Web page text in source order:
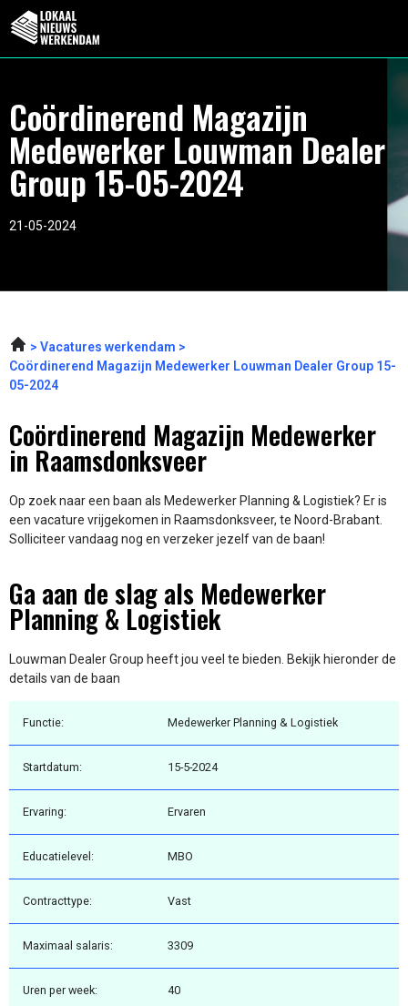
Coördinerend Magazijn
Medewerker Louwman Dealer
Group 15-05-2024
21-05-2024
Vacatures werkendam
Coördinerend Magazijn Medewerker Louwman Dealer Group 15-
05-2024
Coördinerend Magazijn Medewerker
in Raamsdonksveer
Op zoek naar een baan als Medewerker Planning & Logistiek? Er is
een vacature vrijgekomen in Raamsdonksveer, te Noord-Brabant.
Solliciteer vandaag nog en verzeker jezelf van de baan!
Ga aan de slag als Medewerker
Planning & Logistiek
Louwman Dealer Group heeft jou veel te bieden. Bekijk hieronder de
details van de baan
Functie: Medewerker Planning & Logistiek
Startdatum: 15-5-2024
Ervaring: Ervaren
Educatielevel: MBO
Contracttype: Vast
Maximaal salaris: 3309
Uren per week: 40